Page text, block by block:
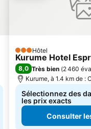
3 Étoiles
Hôtel
Kurume Hotel
8,0 Très bien (2 460
Kurume, à 1.4 km de :
Sélectionnez des
les prix exacts
Consulter